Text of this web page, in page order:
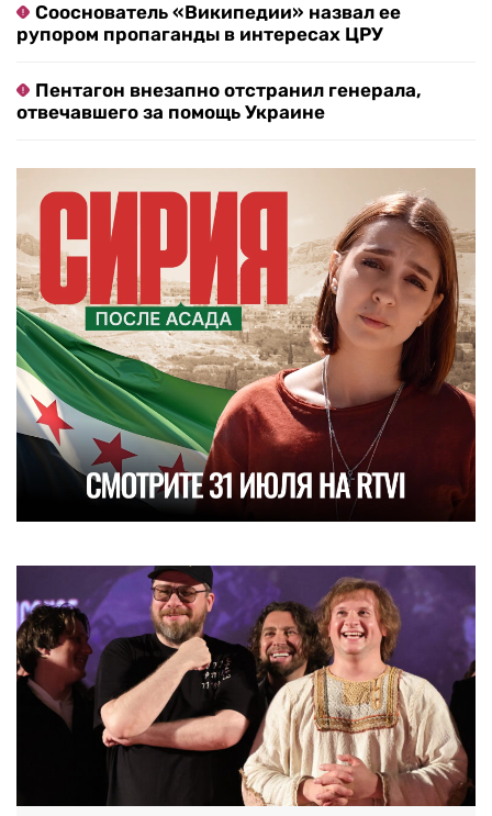
Сооснователь «Википедии» назвал ее
рупором пропаганды в интересах ЦРУ
Пентагон внезапно отстранил генерала,
отвечавшего за помощь Украине